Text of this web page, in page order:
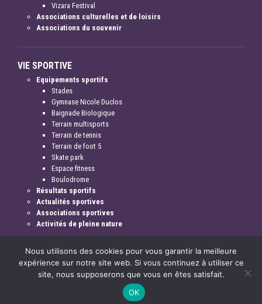
Vizara Festival
Associations culturelles et de loisirs
Associations du souvenir
VIE SPORTIVE
Equipements sportifs
Stades
Gymnase Nicole Duclos
Baignade Biologique
Terrain multisports
Terrain de tennis
Terrain de foot 5
Skate park
Espace fitness
Boulodrome
Résultats sportifs
Actualités sportives
Associations sportives
Activités de pleine nature
Mentions légales & crédits
Nous utilisons des cookies pour vous garantir la meilleure
expérience sur notre site web. Si vous continuez à utiliser ce
site, nous supposerons que vous en êtes satisfait.
OK